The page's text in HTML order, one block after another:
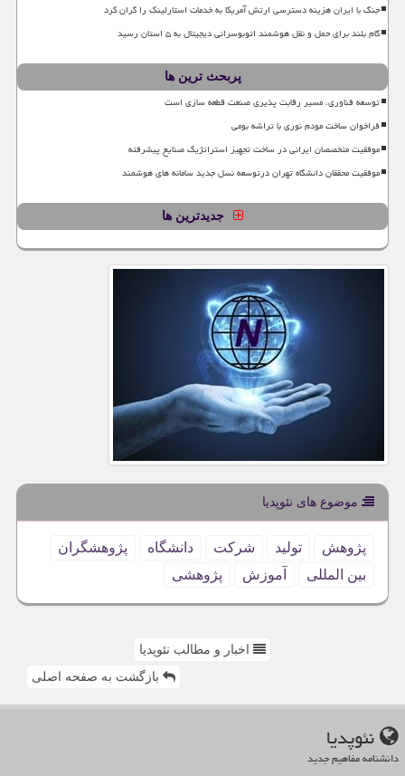
جنگ با ایران هزینه دسترسی ارتش آمریکا به خدمات استارلینک را گران کرد
گام بلند برای حمل و نقل هوشمند اتوبوسرانی دیجیتال به ۵ استان رسید
پربحث ترین ها
توسعه فناوری، مسیر رقابت پذیری صنعت قطعه سازی است
فراخوان ساخت مودم نوری با تراشه بومی
موفقیت متخصصان ایرانی در ساخت تجهیز استراتژیک صنایع پیشرفته
موفقیت محققان دانشگاه تهران درتوسعه نسل جدید سامانه های هوشمند
جدیدترین ها
موضوع های نئوپدیا
پژوهش تولید شركت دانشگاه
پژوهشگران
بین المللی
آموزش پژوهشی
اخبار و مطالب نئوپدیا
بازگشت به صفحه اصلی
نئوپدیا
دانشنامه مفاهیم جدید